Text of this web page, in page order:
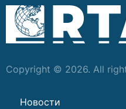
Copyright © 2026. All
Новости